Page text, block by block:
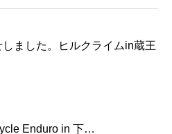
しました。ヒルクライムin蔵王
Enduro in 下…